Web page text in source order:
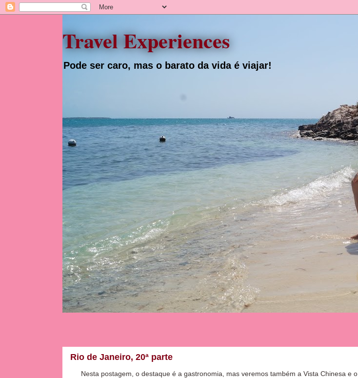
Travel Experiences
Pode ser caro, mas o barato da vida é viajar!
Rio de Janeiro, 20ª parte
Nesta postagem, o destaque é a gastronomia, mas veremos também a Vista Chinesa e o